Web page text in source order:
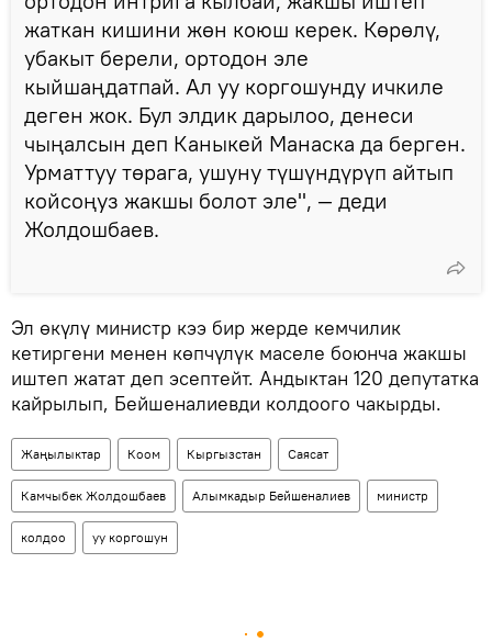
жаткан кишини жөн коюш керек. Көрөлү,
убакыт берели, ортодон эле
кыйшаңдатпай. Ал уу коргошунду ичкиле
деген жок. Бул элдик дарылоо, денеси
чыңалсын деп Каныкей Манаска да берген.
Урматтуу төрага, ушуну түшүндүрүп айтып
койсоңуз жакшы болот эле", — деди
Жолдошбаев.
Эл өкүлү министр кээ бир жерде кемчилик
кетиргени менен көпчүлүк маселе боюнча жакшы
иштеп жатат деп эсептейт. Андыктан 120 депутатка
кайрылып, Бейшеналиевди колдоого чакырды.
Жаңылыктар Коом Кыргызстан Саясат
Камчыбек Жолдошбаев Алымкадыр Бейшеналиев министр
колдоо уу коргошун